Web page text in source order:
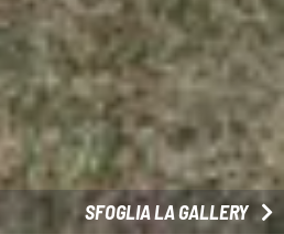
SFOGLIA LA GALLERY